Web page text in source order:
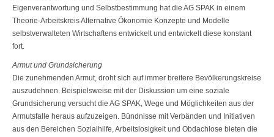
Eigenver­antwortung und Selbstbestimmung hat die AG SPAK in einem
Theorie-Arbeits­kreis Alternative Ökonomie Konzepte und Modelle
selbstverwalteten Wirt­schaftens entwickelt und entwickelt diese konstant
fort.
Armut und Grundsicherung
Die zunehmenden Armut, droht sich auf immer breitere Bevölkerungskreise
auszudehnen. Beispielsweise mit der Diskussion um eine soziale
Grundsiche­rung versucht die AG SPAK, Wege und Möglichkeiten aus der
Armutsfalle heraus aufzuzeigen. Bündnisse mit Verbänden und Initiativen
aus den Bereichen Sozialhilfe, Arbeitslosigkeit und Obdachlose bieten die